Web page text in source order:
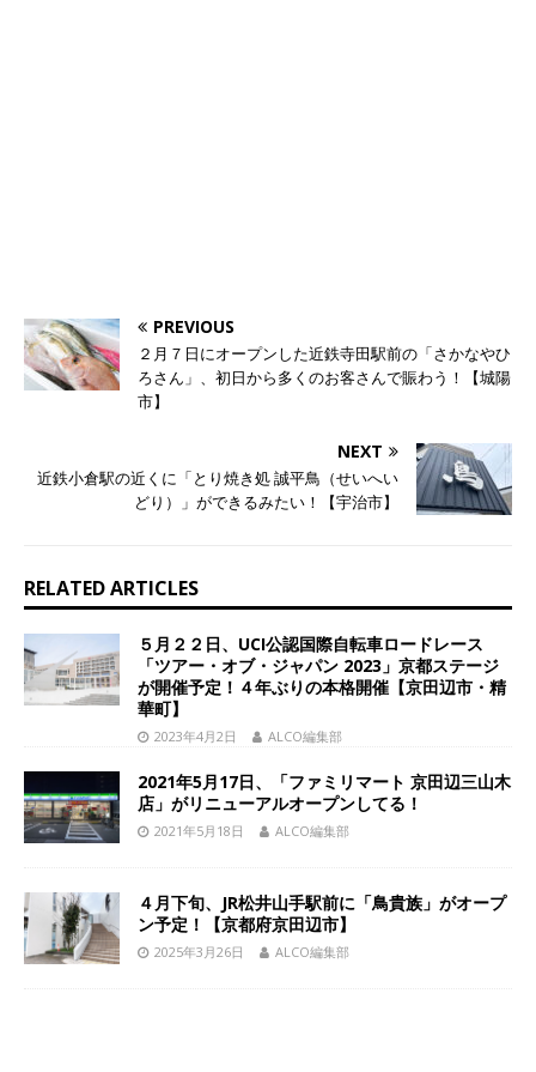
PREVIOUS
２月７日にオープンした近鉄寺田駅前の「さかなやひ
ろさん」、初日から多くのお客さんで賑わう！【城陽
市】
NEXT
近鉄小倉駅の近くに「とり焼き処 誠平鳥（せいへい
どり）」ができるみたい！【宇治市】
RELATED ARTICLES
５月２２日、UCI公認国際自転車ロードレース
「ツアー・オブ・ジャパン 2023」京都ステージ
が開催予定！４年ぶりの本格開催【京田辺市・精
華町】
2023年4月2日 ALCO編集部
2021年5月17日、「ファミリマート 京田辺三山木
店」がリニューアルオープンしてる！
2021年5月18日 ALCO編集部
４月下旬、JR松井山手駅前に「鳥貴族」がオープ
ン予定！【京都府京田辺市】
2025年3月26日 ALCO編集部